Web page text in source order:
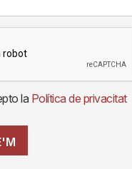
la Política de privacitat